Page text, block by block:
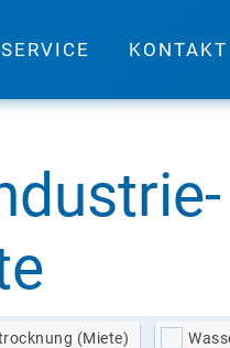
SERVICE KONTAKT
(Miete)